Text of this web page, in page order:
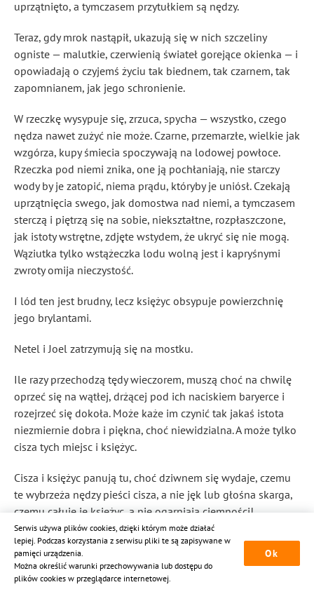
uprzątnięto, a tymczasem przytułkiem są nędzy.
Teraz, gdy mrok nastąpił, ukazują się w nich szczeliny
ogniste — malutkie, czerwienią świateł gorejące okienka — i
opowiadają o czyjemś życiu tak biednem, tak czarnem, tak
zapomnianem, jak jego schronienie.
W rzeczkę wysypuje się, zrzuca, spycha — wszystko, czego
nędza nawet zużyć nie może. Czarne, przemarzłe, wielkie jak
wzgórza, kupy śmiecia spoczywają na lodowej powłoce.
Rzeczka pod niemi znika, one ją pochłaniają, nie starczy
wody by je zatopić, niema prądu, któryby je uniósł. Czekają
uprzątnięcia swego, jak domostwa nad niemi, a tymczasem
sterczą i piętrzą się na sobie, niekształtne, rozpłaszczone,
jak istoty wstrętne, zdjęte wstydem, że ukryć się nie mogą.
Wąziutka tylko wstążeczka lodu wolną jest i kapryśnymi
zwroty omija nieczystość.
I lód ten jest brudny, lecz księżyc obsypuje powierzchnię
jego brylantami.
Netel i Joel zatrzymują się na mostku.
Ile razy przechodzą tędy wieczorem, muszą choć na chwilę
oprzeć się na wątłej, drżącej pod ich naciskiem baryerce i
rozejrzeć się dokoła. Może każe im czynić tak jakaś istota
niezmiernie dobra i piękna, choć niewidzialna. A może tylko
cisza tych miejsc i księżyc.
Cisza i księżyc panują tu, choć dziwnem się wydaje, czemu
te wybrzeża nędzy pieści cisza, a nie jęk lub głośna skarga,
czemu całuje je księżyc, a nie ogarniają ciemności!
Małe, nizkie domki nie zasłaniają tutaj olbrzymiego stropu,
po którym płynie krąg, blado świecący. Joel przygląda się
temu kręgowi, i bezdennej, posępnej głębi, w której on
Serwis używa plików cookies, dzięki którym może działać
lepiej. Podczas korzystania z serwisu pliki te są zapisywane w
pamięci urządzenia.
Można określić warunki przechowywania lub dostępu do
plików cookies w przeglądarce internetowej.
Ok